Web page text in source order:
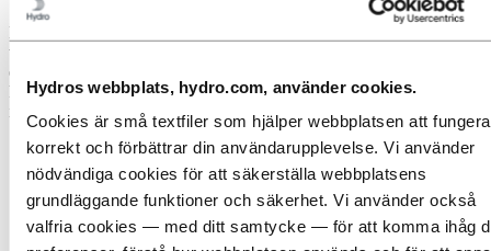
Hydros webbplats, hydro.com, använder cookies.
Cookies är små textfiler som hjälper webbplatsen att fungera
korrekt och förbättrar din användarupplevelse. Vi använder
nödvändiga cookies för att säkerställa webbplatsens
grundläggande funktioner och säkerhet. Vi använder också
valfria cookies — med ditt samtycke — för att komma ihåg
Hållbarhet kommer att bli en allt viktigare faktor de kommande fem
till sju åren på grund av ett förändrat kundbeteende. Dessutom
efterlyser European Green Deal en mer hållbar industri. Därmed
kommer kraven på hållbarhet att beröra varje företag, och detta kan
innebära en utmanande och tidskrävande resa. Är du redan på väg?